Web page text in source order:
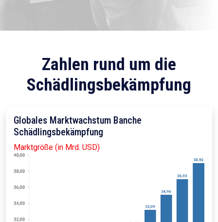
Zahlen rund um die
Schädlingsbekämpfung
Globales Marktwachstum Banche
Schädlingsbekämpfung
Marktgröße (in Mrd. USD)